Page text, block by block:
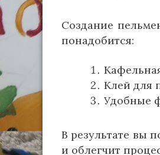
Создание
понадобится:
Клей для
Удобные
В результате вы
и облегчит